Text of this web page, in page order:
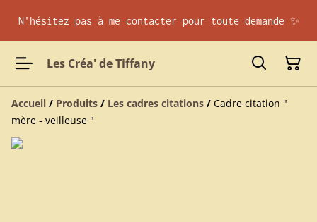
N'hésitez pas à me contacter pour toute demande ✨
Les Créa' de Tiffany
Accueil / Produits / Les cadres citations / Cadre citation "
mère - veilleuse "